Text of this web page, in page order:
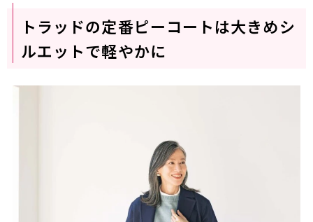
トラッドの定番ピーコートは大きめシ
ルエットで軽やかに